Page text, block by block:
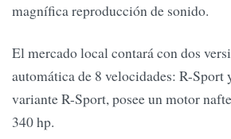
magnífica reproducción de sonido.
El mercado local contará con dos
automática de 8 velocidades: R-Sport
variante R-Sport, posee un motor
340 hp.